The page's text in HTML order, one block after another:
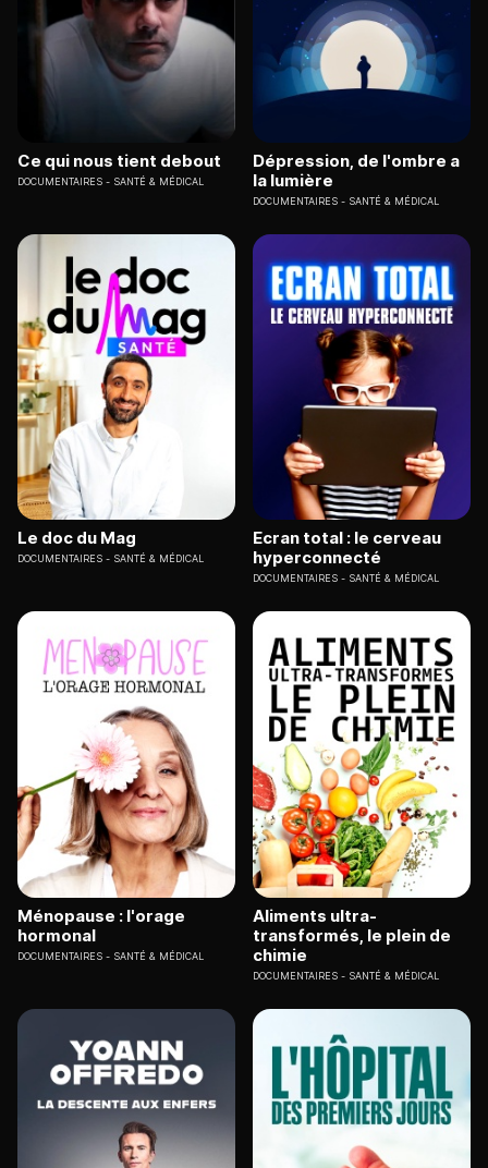
Ce qui nous tient debout
DOCUMENTAIRES SANTÉ & MÉDICAL
Dépression, de l'ombre a
la lumière
DOCUMENTAIRES SANTÉ & MÉDICAL
Le doc du Mag
DOCUMENTAIRES SANTÉ & MÉDICAL
Ecran total : le cerveau
hyperconnecté
DOCUMENTAIRES SANTÉ & MÉDICAL
Ménopause : l'orage
hormonal
DOCUMENTAIRES SANTÉ & MÉDICAL
Aliments ultra-
transformés, le plein de
chimie
DOCUMENTAIRES SANTÉ & MÉDICAL